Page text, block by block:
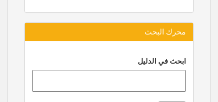
محرك البحث
ابحث في الدليل